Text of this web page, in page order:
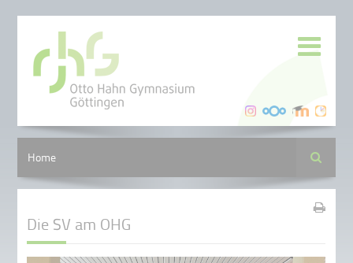
Home Suche
Die SV am OHG